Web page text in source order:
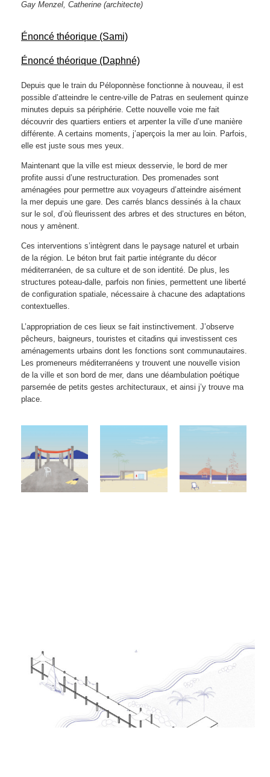
Gay Menzel, Catherine (architecte)
Énoncé théorique (Sami)
Énoncé théorique (Daphné)
Depuis que le train du Péloponnèse fonctionne à nouveau, il est
possible d’atteindre le centre-ville de Patras en seulement quinze
minutes depuis sa périphérie. Cette nouvelle voie me fait
découvrir des quartiers entiers et arpenter la ville d’une manière
différente. A certains moments, j’aperçois la mer au loin. Parfois,
elle est juste sous mes yeux.
Maintenant que la ville est mieux desservie, le bord de mer
profite aussi d’une restructuration. Des promenades sont
aménagées pour permettre aux voyageurs d’atteindre aisément
la mer depuis une gare. Des carrés blancs dessinés à la chaux
sur le sol, d’où fleurissent des arbres et des structures en béton,
nous y amènent.
Ces interventions s’intègrent dans le paysage naturel et urbain
de la région. Le béton brut fait partie intégrante du décor
méditerranéen, de sa culture et de son identité. De plus, les
structures poteau-dalle, parfois non finies, permettent une liberté
de configuration spatiale, nécessaire à chacune des adaptations
contextuelles.
L’appropriation de ces lieux se fait instinctivement. J’observe
pêcheurs, baigneurs, touristes et citadins qui investissent ces
aménagements urbains dont les fonctions sont communautaires.
Les promeneurs méditerranéens y trouvent une nouvelle vision
de la ville et son bord de mer, dans une déambulation poétique
parsemée de petits gestes architecturaux, et ainsi j’y trouve ma
place.